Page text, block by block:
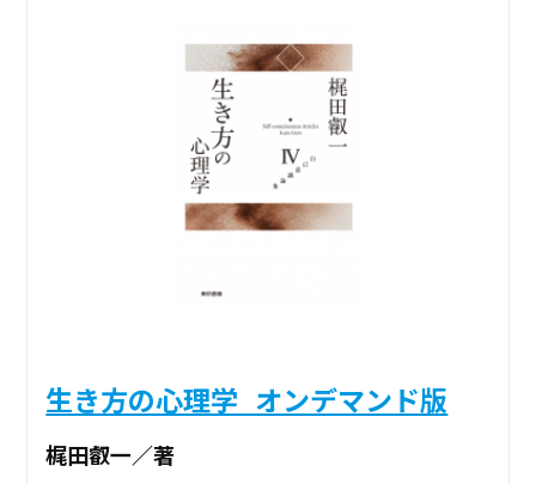
生き方の心理学_オンデマンド版
梶田叡一／著